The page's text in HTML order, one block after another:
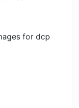
for dcp